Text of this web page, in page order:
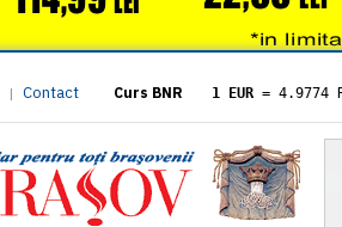
| Contact Curs BNR 1 EUR = 4.9774
= 5.8304
1 XAU= 464.4611
1 AED= 1.1933
1 AUD= 2.7957
1 BGN= 2.5449